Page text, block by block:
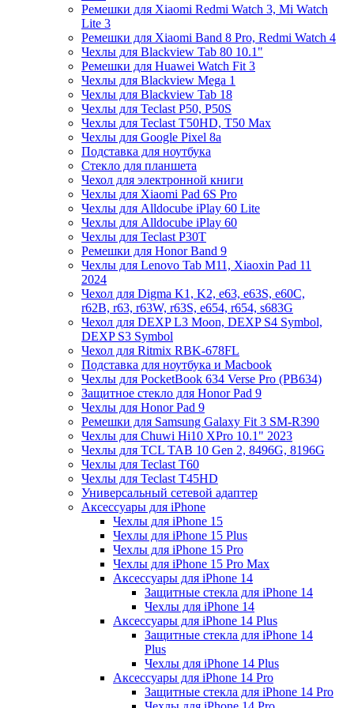
Ремешки для Xiaomi Redmi Watch 3, Mi Watch
Lite 3
Ремешки для Xiaomi Band 8 Pro, Redmi Watch 4
Чехлы для Blackview Tab 80 10.1"
Ремешки для Huawei Watch Fit 3
Чехлы для Blackview Mega 1
Чехлы для Blackview Tab 18
Чехлы для Teclast P50, P50S
Чехлы для Teclast T50HD, T50 Max
Чехлы для Google Pixel 8a
Подставка для ноутбука
Стекло для планшета
Чехол для электронной книги
Чехлы для Xiaomi Pad 6S Pro
Чехлы для Alldocube iPlay 60 Lite
Чехлы для Alldocube iPlay 60
Чехлы для Teclast P30T
Ремешки для Honor Band 9
Чехлы для Lenovo Tab M11, Xiaoxin Pad 11
2024
Чехол для Digma K1, K2, e63, e63S, e60C,
r62B, r63, r63W, r63S, e654, r654, s683G
Чехол для DEXP L3 Moon, DEXP S4 Symbol,
DEXP S3 Symbol
Чехол для Ritmix RBK-678FL
Подставка для ноутбука и Macbook
Чехлы для PocketBook 634 Verse Pro (PB634)
Защитное стекло для Honor Pad 9
Чехлы для Honor Pad 9
Ремешки для Samsung Galaxy Fit 3 SM-R390
Чехлы для Chuwi Hi10 XPro 10.1" 2023
Чехлы для TCL TAB 10 Gen 2, 8496G, 8196G
Чехлы для Teclast T60
Чехлы для Teclast T45HD
Универсальный сетевой адаптер
Аксессуары для iPhone
Чехлы для iPhone 15
Чехлы для iPhone 15 Plus
Чехлы для iPhone 15 Pro
Чехлы для iPhone 15 Pro Max
Аксессуары для iPhone 14
Защитные стекла для iPhone 14
Чехлы для iPhone 14
Аксессуары для iPhone 14 Plus
Защитные стекла для iPhone 14
Plus
Чехлы для iPhone 14 Plus
Аксессуары для iPhone 14 Pro
Защитные стекла для iPhone 14 Pro